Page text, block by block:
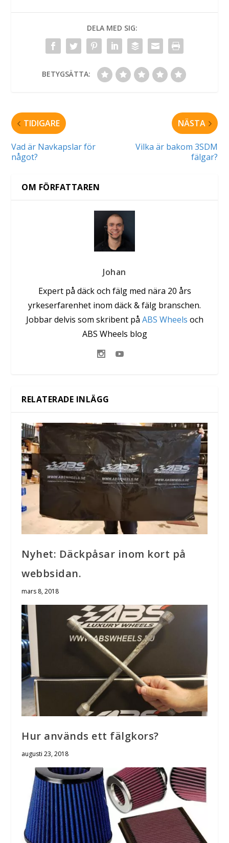
DELA MED SIG:
BETYGSÄTTA:
TIDIGARE
Vad är Navkapslar för
något?
NÄSTA
Vilka är bakom 3SDM
fälgar?
OM FÖRFATTAREN
Johan
Expert på däck och fälg med nära 20 års
yrkeserfarenhet inom däck & fälg branschen.
Jobbar delvis som skribent på ABS Wheels och
ABS Wheels blog
RELATERADE INLÄGG
Nyhet: Däckpåsar inom kort på
webbsidan.
mars 8, 2018
Hur används ett fälgkors?
augusti 23, 2018